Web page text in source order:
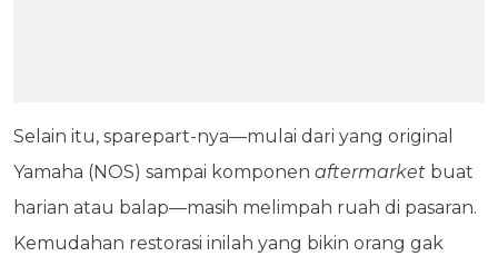
Selain itu, sparepart-nya—mulai dari yang original
Yamaha (NOS) sampai komponen aftermarket buat
harian atau balap—masih melimpah ruah di pasaran.
Kemudahan restorasi inilah yang bikin orang gak